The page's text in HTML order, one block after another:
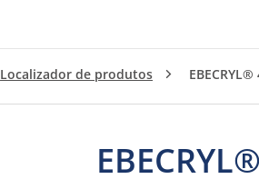
Localizador de produtos EBECRYL®